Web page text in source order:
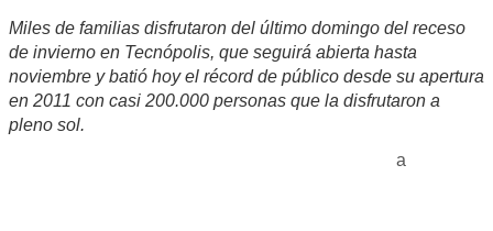
Miles de familias disfrutaron del último domingo del receso
de invierno en Tecnópolis, que seguirá abierta hasta
noviembre y batió hoy el récord de público desde su apertura
en 2011 con casi 200.000 personas que la disfrutaron a
pleno sol.
a